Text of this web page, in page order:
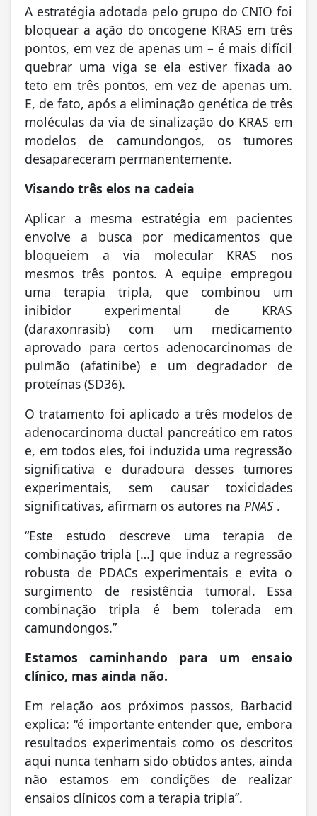
A estratégia adotada pelo grupo do CNIO foi
bloquear a ação do oncogene KRAS em três
pontos, em vez de apenas um – é mais difícil
quebrar uma viga se ela estiver fixada ao
teto em três pontos, em vez de apenas um.
E, de fato, após a eliminação genética de três
moléculas da via de sinalização do KRAS em
modelos de camundongos, os tumores
desapareceram permanentemente.
Visando três elos na cadeia
Aplicar a mesma estratégia em pacientes
envolve a busca por medicamentos que
bloqueiem a via molecular KRAS nos
mesmos três pontos. A equipe empregou
uma terapia tripla, que combinou um
inibidor experimental de KRAS
(daraxonrasib) com um medicamento
aprovado para certos adenocarcinomas de
pulmão (afatinibe) e um degradador de
proteínas (SD36).
O tratamento foi aplicado a três modelos de
adenocarcinoma ductal pancreático em ratos
e, em todos eles, foi induzida uma regressão
significativa e duradoura desses tumores
experimentais, sem causar toxicidades
significativas, afirmam os autores na PNAS
“Este estudo descreve uma terapia de
combinação tripla […] que induz a regressão
robusta de PDACs experimentais e evita o
surgimento de resistência tumoral. Essa
combinação tripla é bem tolerada em
camundongos.”
Estamos caminhando para um ensaio
clínico, mas ainda não.
Em relação aos próximos passos, Barbacid
explica: “é importante entender que, embora
resultados experimentais como os descritos
aqui nunca tenham sido obtidos antes, ainda
não estamos em condições de realizar
ensaios clínicos com a terapia tripla”.